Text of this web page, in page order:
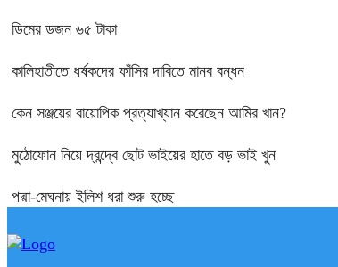
ডিমের ডজন ৬৫ টাকা
কালিহাতীতে ধর্ষকদের ফাঁসির দাবিতে মানব বন্ধন
কেন সঞ্জয়ের বায়োপিক প্রত্যাখ্যান করেছেন আমির খান?
মুঠোফোন নিয়ে দ্বন্দ্বে ছোট ভাইয়ের হাতে বড় ভাই খুন
পদ্মা-মেঘনায় ইলিশ ধরা শুরু হচ্ছে